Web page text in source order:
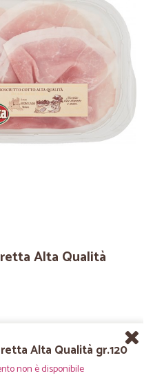
Alta Qualità
Alta Qualità gr.120
non è disponibile